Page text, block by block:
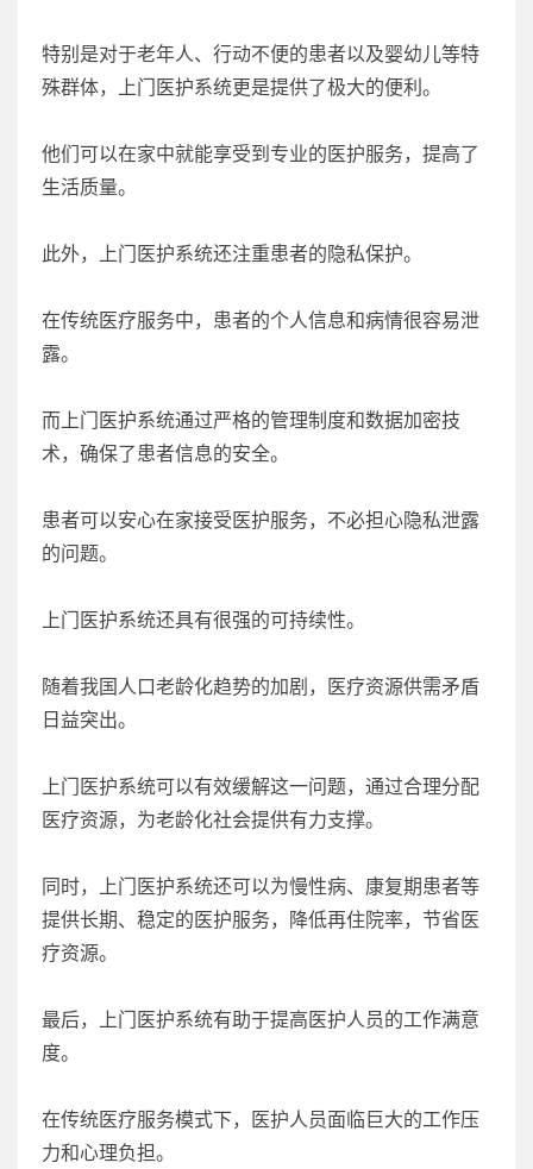
特别是对于老年人、行动不便的患者以及婴幼儿等特
殊群体，上门医护系统更是提供了极大的便利。
他们可以在家中就能享受到专业的医护服务，提高了
生活质量。
此外，上门医护系统还注重患者的隐私保护。
在传统医疗服务中，患者的个人信息和病情很容易泄
露。
而上门医护系统通过严格的管理制度和数据加密技
术，确保了患者信息的安全。
患者可以安心在家接受医护服务，不必担心隐私泄露
的问题。
上门医护系统还具有很强的可持续性。
随着我国人口老龄化趋势的加剧，医疗资源供需矛盾
日益突出。
上门医护系统可以有效缓解这一问题，通过合理分配
医疗资源，为老龄化社会提供有力支撑。
同时，上门医护系统还可以为慢性病、康复期患者等
提供长期、稳定的医护服务，降低再住院率，节省医
疗资源。
最后，上门医护系统有助于提高医护人员的工作满意
度。
在传统医疗服务模式下，医护人员面临巨大的工作压
力和心理负担。